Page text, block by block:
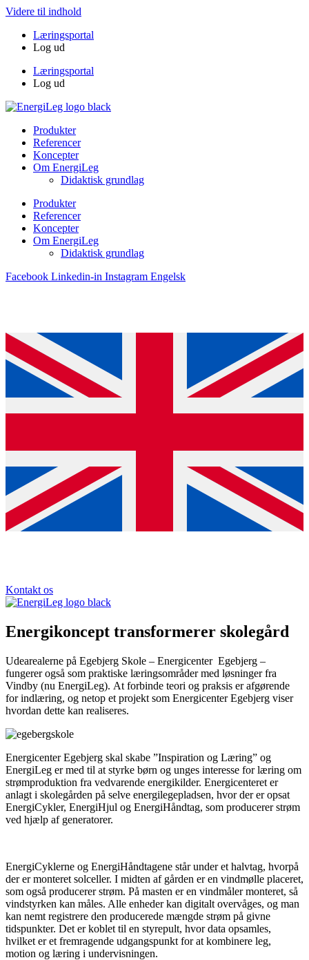
Videre til indhold
Læringsportal
Log ud
Læringsportal
Log ud
Produkter
Referencer
Koncepter
Om EnergiLeg
Didaktisk grundlag
Produkter
Referencer
Koncepter
Om EnergiLeg
Didaktisk grundlag
Facebook Linkedin-in Instagram Engelsk
Kontakt os
Energikoncept transformerer skolegård
Udearealerne på Egebjerg Skole – Energicenter Egebjerg –
fungerer også som praktiske læringsområder med løsninger fra
Vindby (nu EnergiLeg). At forbinde teori og praksis er afgørende
for indlæring, og netop et projekt som Energicenter Egebjerg viser
hvordan dette kan realiseres.
Energicenter Egebjerg skal skabe ”Inspiration og Læring” og
EnergiLeg er med til at styrke børn og unges interesse for læring om
strømproduktion fra vedvarende energikilder. Energicenteret er
anlagt i skolegården på selve energilegepladsen, hvor der er opsat
EnergiCykler, EnergiHjul og EnergiHåndtag, som producerer strøm
ved hjælp af generatorer.
EnergiCyklerne og EnergiHåndtagene står under et halvtag, hvorpå
der er monteret solceller. I midten af gården er en vindmølle placeret,
som også producerer strøm. På masten er en vindmåler monteret, så
vindstyrken kan måles. Alle enheder kan digitalt overvåges, og man
kan nemt registrere den producerede mængde strøm på givne
tidspunkter. Det er koblet til en styrepult, hvor data opsamles,
hvilket er et fremragende udgangspunkt for at kombinere leg,
motion og læring i undervisningen.